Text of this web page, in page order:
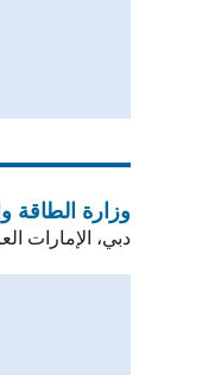
وزارة الطاقة
دبي، الإمارات